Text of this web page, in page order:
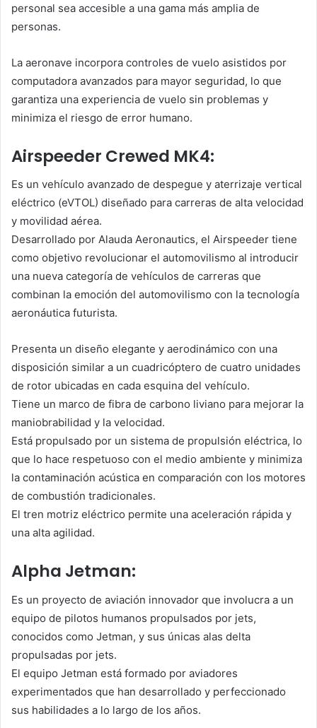
personal sea accesible a una gama más amplia de
personas.
La aeronave incorpora controles de vuelo asistidos por
computadora avanzados para mayor seguridad, lo que
garantiza una experiencia de vuelo sin problemas y
minimiza el riesgo de error humano.
Airspeeder Crewed MK4:
Es un vehículo avanzado de despegue y aterrizaje vertical
eléctrico (eVTOL) diseñado para carreras de alta velocidad
y movilidad aérea.
Desarrollado por Alauda Aeronautics, el Airspeeder tiene
como objetivo revolucionar el automovilismo al introducir
una nueva categoría de vehículos de carreras que
combinan la emoción del automovilismo con la tecnología
aeronáutica futurista.
Presenta un diseño elegante y aerodinámico con una
disposición similar a un cuadricóptero de cuatro unidades
de rotor ubicadas en cada esquina del vehículo.
Tiene un marco de fibra de carbono liviano para mejorar la
maniobrabilidad y la velocidad.
Está propulsado por un sistema de propulsión eléctrica, lo
que lo hace respetuoso con el medio ambiente y minimiza
la contaminación acústica en comparación con los motores
de combustión tradicionales.
El tren motriz eléctrico permite una aceleración rápida y
una alta agilidad.
Alpha Jetman:
Es un proyecto de aviación innovador que involucra a un
equipo de pilotos humanos propulsados por jets,
conocidos como Jetman, y sus únicas alas delta
propulsadas por jets.
El equipo Jetman está formado por aviadores
experimentados que han desarrollado y perfeccionado
sus habilidades a lo largo de los años.